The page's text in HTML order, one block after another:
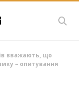
вважають, що
– опитування